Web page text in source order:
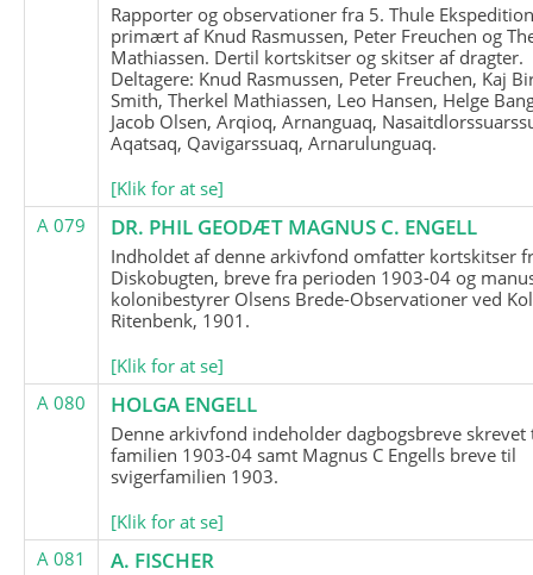
Rapporter og observationer fra 5. Thule
primært af Knud Rasmussen, Peter Freuchen og
Mathiassen. Dertil kortskitser og skitser af dragter.
Deltagere: Knud Rasmussen, Peter Freuchen, Kaj
Smith, Therkel Mathiassen, Leo Hansen, Helge
Jacob Olsen, Arqioq, Arnanguaq,
Aqatsaq, Qavigarssuaq, Arnarulunguaq.
[Klik for at se]
A 079
DR. PHIL GEODÆT MAGNUS C. ENGELL
Indholdet af denne arkivfond omfatter kortskitser
Diskobugten, breve fra perioden 1903-04 og
kolonibestyrer Olsens Brede-Observationer ved
Ritenbenk, 1901.
[Klik for at se]
A 080
HOLGA ENGELL
Denne arkivfond indeholder dagbogsbreve skrevet
familien 1903-04 samt Magnus C Engells breve til
svigerfamilien 1903.
[Klik for at se]
A 081
A. FISCHER